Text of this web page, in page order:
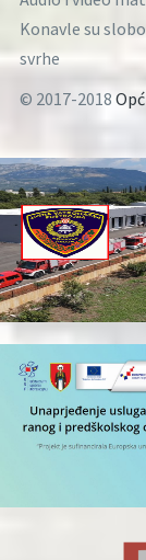
Konavle su
svrhe
© 2017-2018